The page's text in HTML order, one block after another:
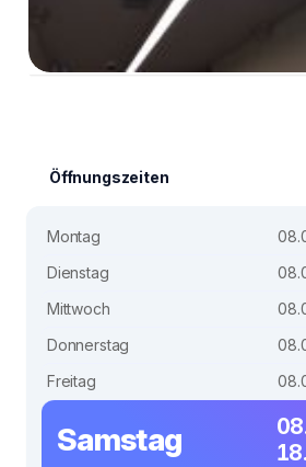
Öffnungszeiten
Montag
Dienstag
Mittwoch
Donnerstag
Freitag
Samstag